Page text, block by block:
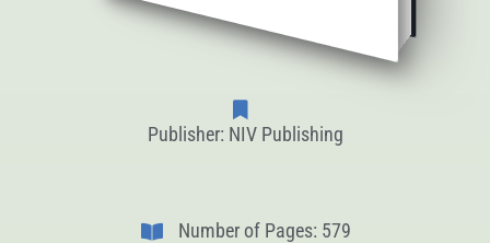
Publisher: NIV Publishing
Number of Pages: 579